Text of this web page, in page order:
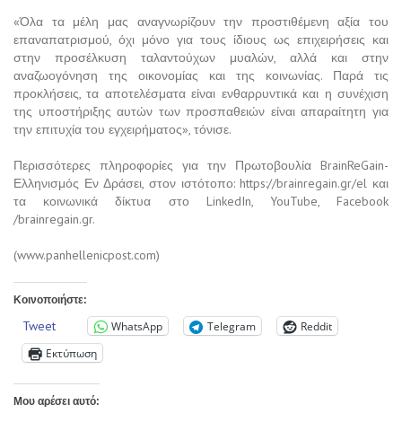
«Όλα τα μέλη μας αναγνωρίζουν την προστιθέμενη αξία του
επαναπατρισμού, όχι μόνο για τους ίδιους ως επιχειρήσεις και
στην προσέλκυση ταλαντούχων μυαλών, αλλά και στην
αναζωογόνηση της οικονομίας και της κοινωνίας. Παρά τις
προκλήσεις, τα αποτελέσματα είναι ενθαρρυντικά και η συνέχιση
της υποστήριξης αυτών των προσπαθειών είναι απαραίτητη για
την επιτυχία του εγχειρήματος», τόνισε.
Περισσότερες πληροφορίες για την Πρωτοβουλία BrainReGain-
Ελληνισμός Εν Δράσει, στον ιστότοπο: https://brainregain.gr/el και
τα κοινωνικά δίκτυα στο LinkedIn, YouTube, Facebook
/brainregain.gr.
(www.panhellenicpost.com)
Κοινοποιήστε:
Tweet WhatsApp Telegram
Reddit
Εκτύπωση
Μου αρέσει αυτό: